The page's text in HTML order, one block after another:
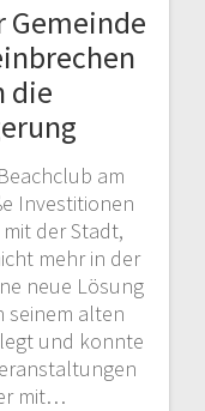
die
am
Investitionen
der Stadt,
mehr in der
neue Lösung
seinem alten
und konnte
mit…